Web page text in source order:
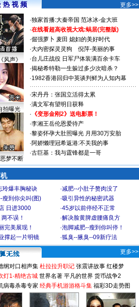
热 视 频 更多>>
风声》
拍曝光
梦不断
·独家首播:大秦帝国 范冰冰-金大班
·在线看超高收视大戏:蜗居(完整版)
·倔强萝卜 麦田 媳妇的美好时代
·大内密探灵灵狗
倪萍-美丽的事
·台儿庄战役 日军尸体装满百余卡车
·揭秘希特勒一生躲过多少次暗杀？
·1982香港回归中英谈判鲜为人知内幕
·宋丹丹：张国立活得太累
·满文军有望明日获释
· 《变形金刚2》送电影票！
·李湘王岳伦恩爱待产
·黎姿怀孕大肚照曝光 月用30万安胎
·阿娇懒理冠希返港:不关我的事
·古巨基：我与霆锋都是一哥
玲爆丰胸秘诀 ·减肥--小肚子赘肉没了
瘦到你尖叫(图) ·吸引异性的秘密武器
日进3000 ·45岁以前停经不正常
不误！ ·解决脸黄脾虚腰痛良方
完美展现！ ·泡脚减肥--瘦到你叫停！
撑起一片明镜 ·狐臭--腋臭--09新疗法
更多>>
纲对口相声集 杜拉拉升职记 张震讲故事 红楼梦
灯1-精绝古城 世界名著 平凡的世界 货币战争2
病毒杀毒专家 经典手机游游格斗集 福彩3D走势图